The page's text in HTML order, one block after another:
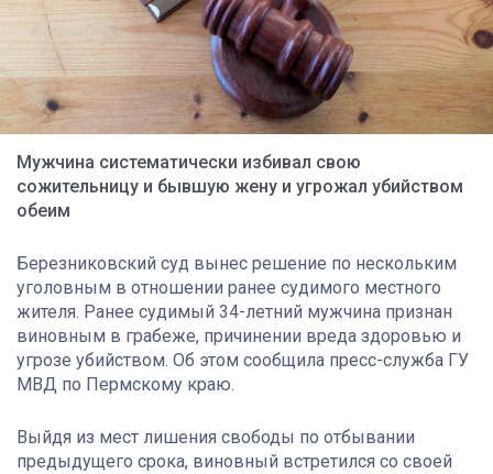
Мужчина систематически избивал свою
сожительницу и бывшую жену и угрожал убийством
обеим
Березниковский суд вынес решение по нескольким
уголовным в отношении ранее судимого местного
жителя. Ранее судимый 34-летний мужчина признан
виновным в грабеже, причинении вреда здоровью и
угрозе убийством. Об этом сообщила пресс-служба ГУ
МВД по Пермскому краю.
Выйдя из мест лишения свободы по отбывании
предыдущего срока, виновный встретился со своей